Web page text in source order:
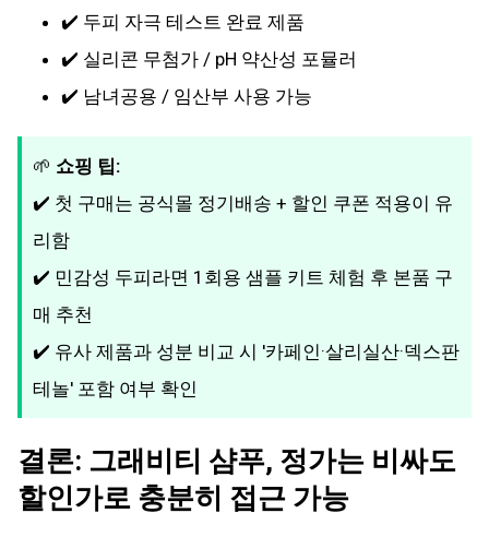
✔️ 두피 자극 테스트 완료 제품
✔️ 실리콘 무첨가 / pH 약산성 포뮬러
✔️ 남녀공용 / 임산부 사용 가능
🌱 쇼핑 팁:
✔️ 첫 구매는 공식몰 정기배송 + 할인 쿠폰 적용이 유
리함
✔️ 민감성 두피라면 1회용 샘플 키트 체험 후 본품 구
매 추천
✔️ 유사 제품과 성분 비교 시 '카페인·살리실산·덱스판
테놀' 포함 여부 확인
결론: 그래비티 샴푸, 정가는 비싸도
할인가로 충분히 접근 가능